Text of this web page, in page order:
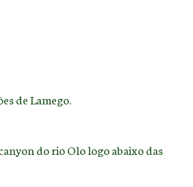
de Lamego.
do rio Olo logo abaixo das